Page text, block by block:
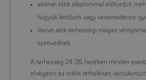
akiknél több alkalommal előfordult
húgyúti fertőzés vagy vesemedence-
illetve, akik terhességi magas
szenvednek.
A terhesség 24-26. hetében minden
elvégezni az orális terheléses